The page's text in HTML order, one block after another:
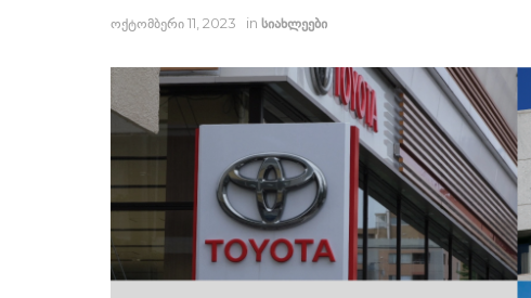
ოქტომბერი 11, 2023 in სიახლეები